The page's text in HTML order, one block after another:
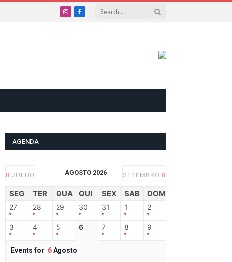
InstagramFacebook
AGENDA
JULHO AGOSTO 2026 SETEMBRO
SEG TER QUA QUI SEX SAB DOM
27 28 29 30 31 1 2
3 4 5 6 7 8 9
Events for 6Agosto